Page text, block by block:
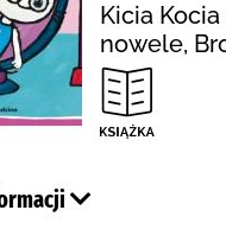
Kicia
nowele,